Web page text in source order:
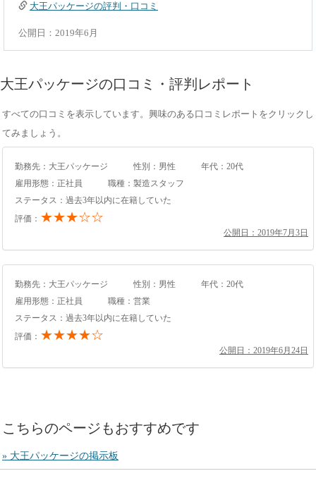
大王パッケージの評判・口コミ
公開日：2019年6月
大王パッケージの口コミ・評判レポート
すべての口コミを表示しています。興味のある口コミレポートをクリックし
てみましょう。
勤務先：大王パッケージ 性別：男性
年代：20代
雇用形態：正社員
職種：製造スタッフ
ステータス：過去3年以内に在籍していた
評価： ★★★☆☆
公開日：2019年7月3日
勤務先：大王パッケージ 性別：男性
年代：20代
雇用形態：正社員
職種：営業
ステータス：過去3年以内に在籍していた
評価： ★★★★☆
公開日：2019年6月24日
こちらのページもおすすめです
» 大王パッケージの掲示板